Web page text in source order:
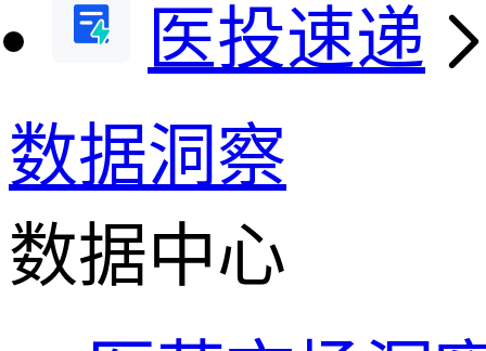
医投速递
数据洞察
数据中心